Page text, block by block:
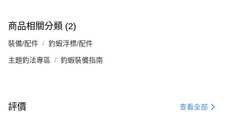
商品相關分類 (2)
裝備/配件 釣蝦浮標/配件
主題釣法專區 釣蝦裝備指南
評價 查看全部